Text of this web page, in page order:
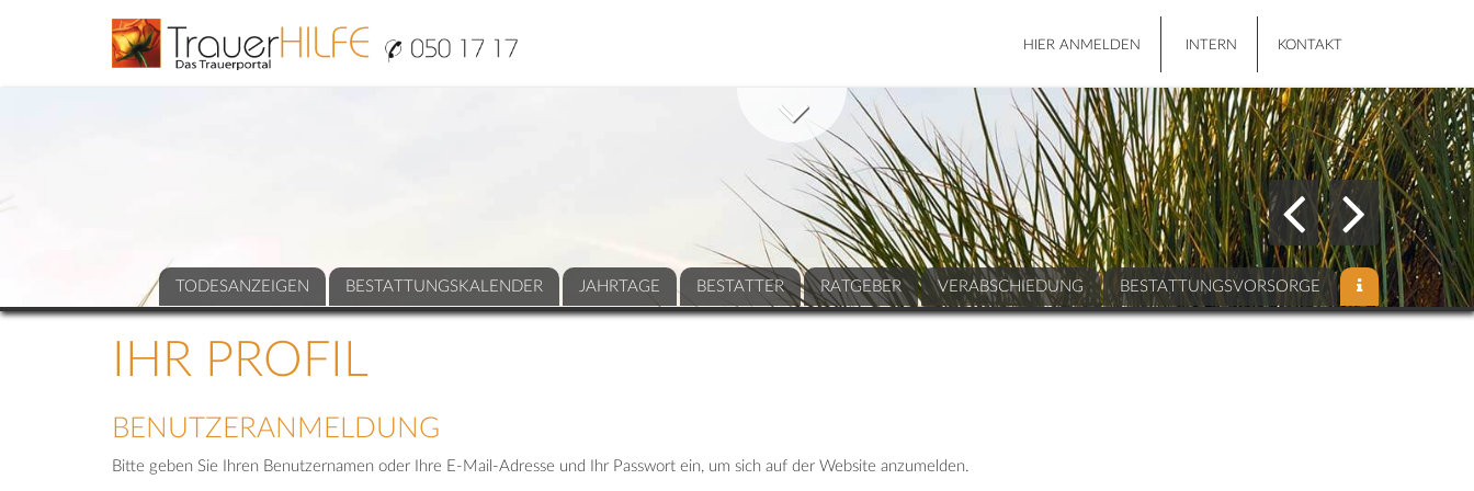
HIER ANMELDEN INTERN KONTAKT
TODESANZEIGEN BESTATTUNGSKALENDER JAHRTAGE BESTATTER RATGEBER VERABSCHIEDUNG BESTATTUNGSVORSORGE
IHR PROFIL
BENUTZERANMELDUNG
Bitte geben Sie Ihren Benutzernamen oder Ihre E-Mail-Adresse und Ihr Passwort ein, um sich auf der Website anzumelden.